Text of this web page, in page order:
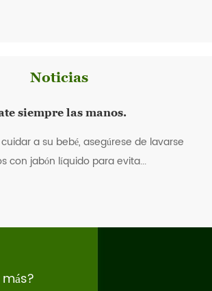
Noticias
siempre las manos.
a su bebé, asegúrese de lavarse
con jabón líquido para evita...